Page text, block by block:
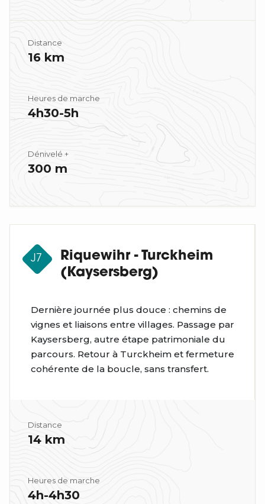
Distance
16 km
Heures de marche
4h30-5h
Dénivelé +
300 m
J7
Riquewihr - Turckheim
(Kaysersberg)
Dernière journée plus douce : chemins de
vignes et liaisons entre villages. Passage par
Kaysersberg, autre étape patrimoniale du
parcours. Retour à Turckheim et fermeture
cohérente de la boucle, sans transfert.
Distance
14 km
Heures de marche
4h-4h30